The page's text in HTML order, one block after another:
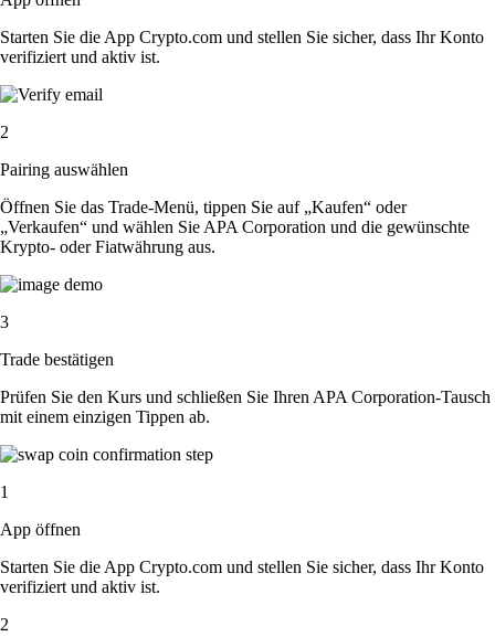
Starten Sie die App Crypto.com und stellen Sie sicher, dass Ihr Konto
verifiziert und aktiv ist.
2
Pairing auswählen
Öffnen Sie das Trade-Menü, tippen Sie auf „Kaufen“ oder
„Verkaufen“ und wählen Sie APA Corporation und die gewünschte
Krypto- oder Fiatwährung aus.
3
Trade bestätigen
Prüfen Sie den Kurs und schließen Sie Ihren APA Corporation-Tausch
mit einem einzigen Tippen ab.
1
App öffnen
Starten Sie die App Crypto.com und stellen Sie sicher, dass Ihr Konto
verifiziert und aktiv ist.
2